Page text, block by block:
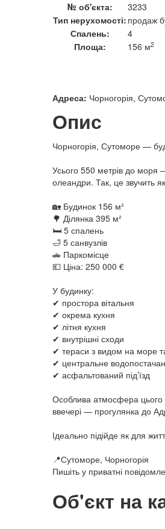
№ об'єкта:
3233
Тип нерухомості: продаж
Спалень:
4
Площа:
156 м2
Адреса: Чорногорія,
Опис
Чорногорія, Сутоморе —
Усього 550 метрів до моря
олеандри. Так, це звучить
🏡 Будинок 156 м²
🌳 Ділянка 395 м²
🛏 5 спалень
🛁 5 санвузлів
🚗 Паркомісце
💶 Ціна: 250 000 €
У будинку:
✔ простора вітальня
✔ окрема кухня
✔ літня кухня
✔ внутрішні сходи
✔ тераси з видом на море
✔ центральне
✔ асфальтований під’їзд
Особлива атмосфера цього
ввечері — прогулянка до
Ідеально підійде як для
📍Сутоморе, Чорногорія
Пишіть у приватні
Об'єкт на